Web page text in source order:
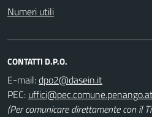
Numeri utili
CONTATTI D.P.O.
E-mail:
PEC:
(Per comunicare direttamente con il